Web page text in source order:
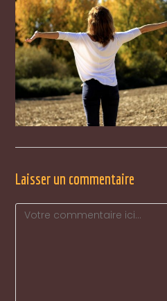
Laisser un commentaire
Comment